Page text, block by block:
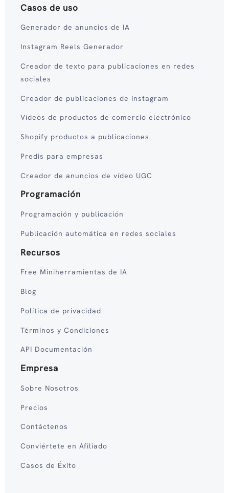
Casos de uso
Generador de anuncios de IA
Instagram Reels Generador
Creador de texto para publicaciones en redes
sociales
Creador de publicaciones de Instagram
Vídeos de productos de comercio electrónico
Shopify productos a publicaciones
Predis para empresas
Creador de anuncios de vídeo UGC
Programación
Programación y publicación
Publicación automática en redes sociales
Recursos
Free Miniherramientas de IA
Blog
Política de privacidad
Términos y Condiciones
API Documentación
Empresa
Sobre Nosotros
Precios
Contáctenos
Conviértete en Afiliado
Casos de Éxito